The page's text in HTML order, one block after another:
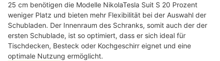
25 cm benötigen die Modelle NikolaTesla Suit S 20 Prozent
weniger Platz und bieten mehr Flexibilität bei der Auswahl der
Schubladen. Der Innenraum des Schranks, somit auch der der
ersten Schublade, ist so optimiert, dass er sich ideal für
Tischdecken, Besteck oder Kochgeschirr eignet und eine
optimale Nutzung ermöglicht.